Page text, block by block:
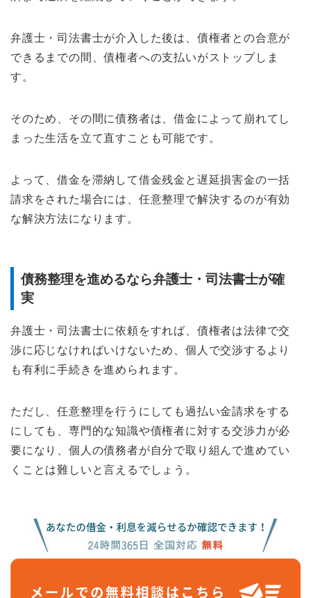
弁護士・司法書士が介入した後は、債権者との合意が
できるまでの間、債権者への支払いがストップしま
す。
そのため、その間に債務者は、借金によって崩れてし
まった生活を立て直すことも可能です。
よって、借金を滞納して借金残金と遅延損害金の一括
請求をされた場合には、任意整理で解決するのが有効
な解決方法になります。
債務整理を進めるなら弁護士・司法書士が確
実
弁護士・司法書士に依頼をすれば、債権者は法律で交
渉に応じなければいけないため、個人で交渉するより
も有利に手続きを進められます。
ただし、任意整理を行うにしても過払い金請求をする
にしても、専門的な知識や債権者に対する交渉力が必
要になり、個人の債務者が自分で取り組んで進めてい
くことは難しいと言えるでしょう。